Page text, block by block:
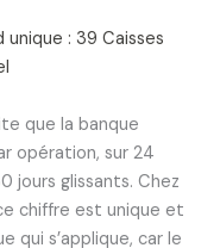
unique : 39 Caisses
que la banque
opération, sur 24
jours glissants. Chez
chiffre est unique et
qui s’applique, car le